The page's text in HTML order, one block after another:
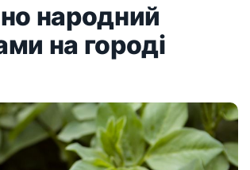
народний
на городі